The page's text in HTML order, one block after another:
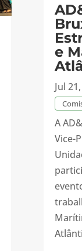
e
Jul
A
Vice-